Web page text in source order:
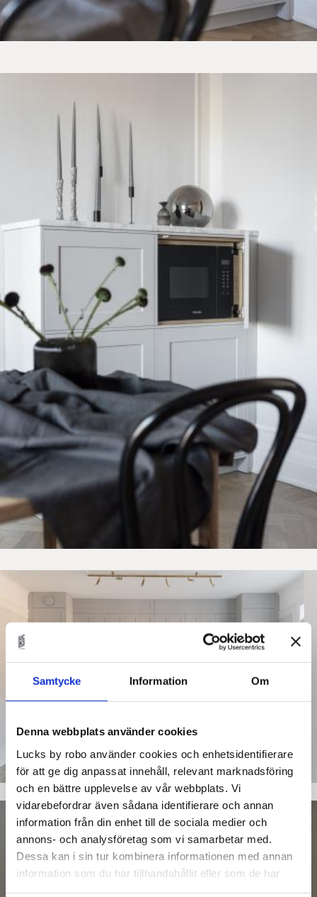
Samtycke Information Om
Denna webbplats använder cookies
Lucks by robo använder cookies och enhetsidentifierare
för att ge dig anpassat innehåll, relevant marknadsföring
och en bättre upplevelse av vår webbplats. Vi
vidarebefordrar även sådana identifierare och annan
information från din enhet till de sociala medier och
annons- och analysföretag som vi samarbetar med.
Dessa kan i sin tur kombinera informationen med annan
information som du har tillhandahållit eller som de har